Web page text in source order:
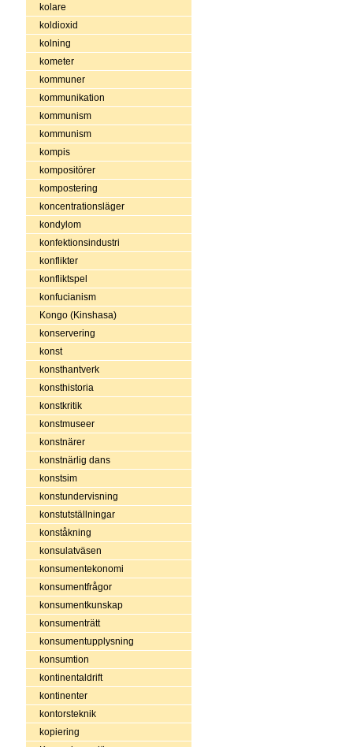
kolare
koldioxid
kolning
kometer
kommuner
kommunikation
kommunism
kommunism
kompis
kompositörer
kompostering
koncentrationsläger
kondylom
konfektionsindustri
konflikter
konfliktspel
konfucianism
Kongo (Kinshasa)
konservering
konst
konsthantverk
konsthistoria
konstkritik
konstmuseer
konstnärer
konstnärlig dans
konstsim
konstundervisning
konstutställningar
konståkning
konsulatväsen
konsumentekonomi
konsumentfrågor
konsumentkunskap
konsumenträtt
konsumentupplysning
konsumtion
kontinentaldrift
kontinenter
kontorsteknik
kopiering